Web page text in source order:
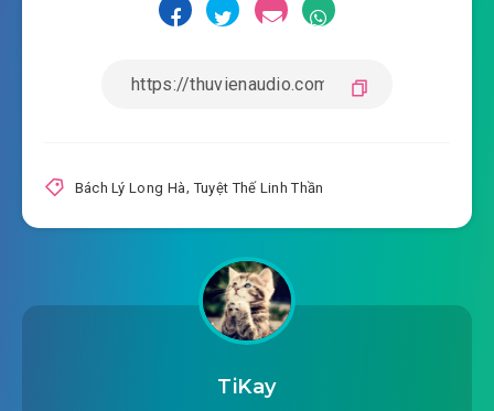
#19: Gặp lại Lạc Huyên
#20: Thiếu thành chủ
#22: Một bồi mười
#23: Lưu Tinh Thương Pháp
#24: Cường thế nghiền ép
#25: Thần Phong Tuyệt Sát
#26: Thiên Nguyên tông
Bách Lý Long Hà,Tuyệt Thế Linh Thần
TiKay